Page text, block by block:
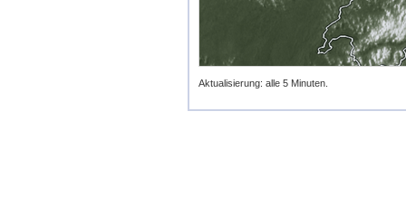
Aktualisierung: alle 5 Minuten.